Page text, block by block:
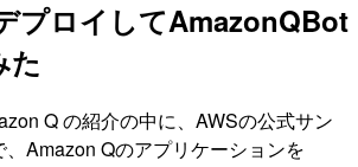
プロイしてAmazonQBot
た
Q の紹介の中に、AWSの公式サン
Amazon Qのアプリケーションを